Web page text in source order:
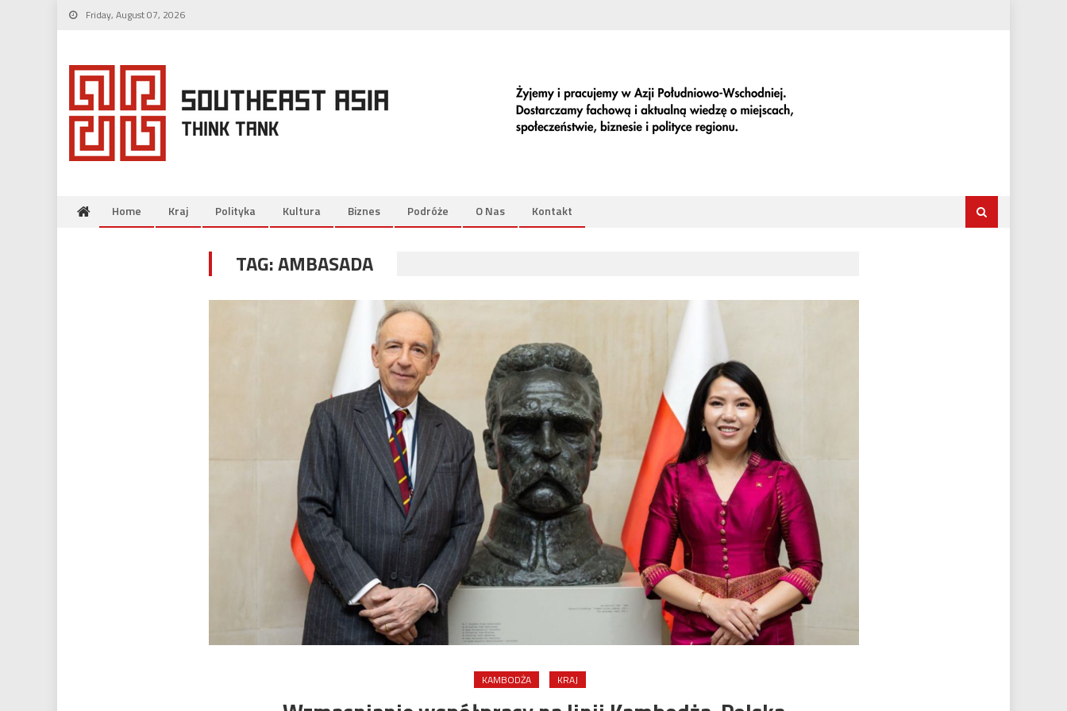
Skip
Friday, August 07, 2026
Home Kraj Polityka Kultura Biznes Podróże O Nas Kontakt
TAG:AMBASADA
KAMBODŻA KRAJ